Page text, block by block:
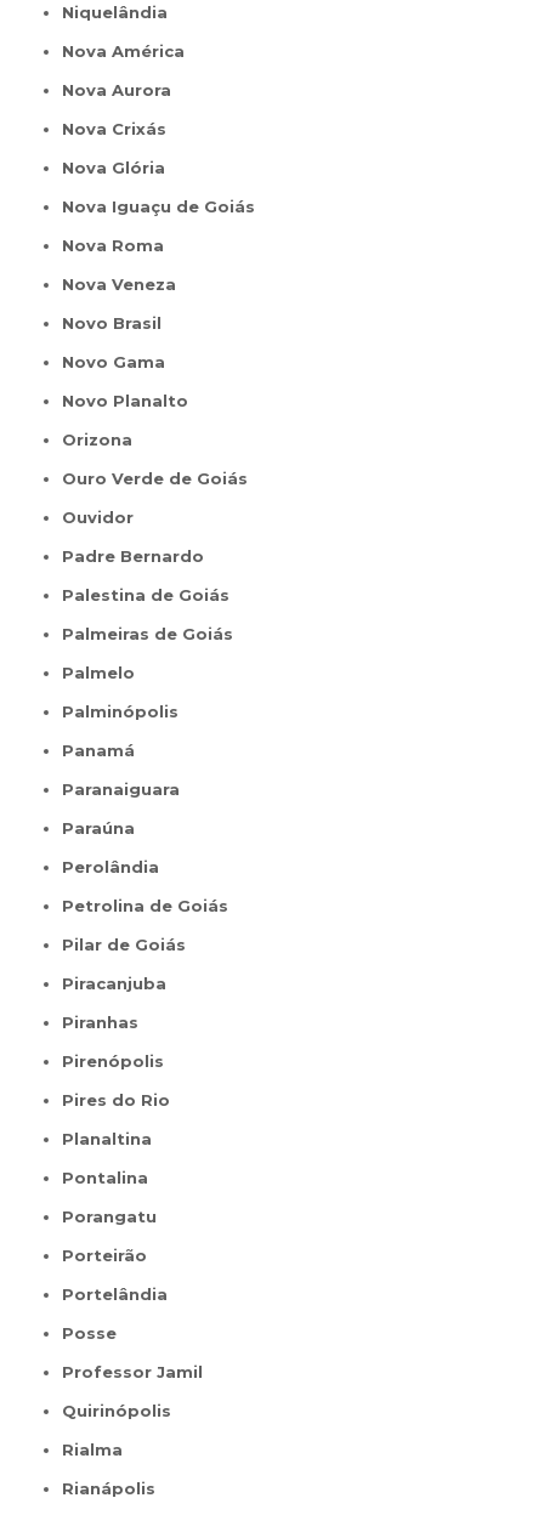
Niquelândia
Nova América
Nova Aurora
Nova Crixás
Nova Glória
Nova Iguaçu de Goiás
Nova Roma
Nova Veneza
Novo Brasil
Novo Gama
Novo Planalto
Orizona
Ouro Verde de Goiás
Ouvidor
Padre Bernardo
Palestina de Goiás
Palmeiras de Goiás
Palmelo
Palminópolis
Panamá
Paranaiguara
Paraúna
Perolândia
Petrolina de Goiás
Pilar de Goiás
Piracanjuba
Piranhas
Pirenópolis
Pires do Rio
Planaltina
Pontalina
Porangatu
Porteirão
Portelândia
Posse
Professor Jamil
Quirinópolis
Rialma
Rianápolis